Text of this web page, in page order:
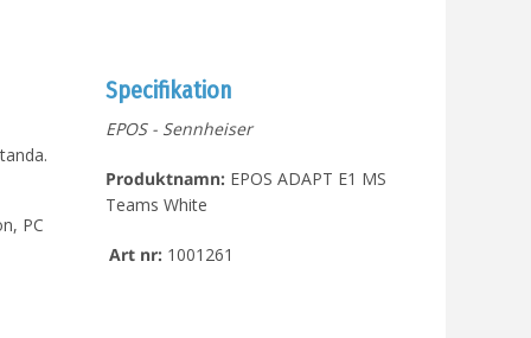
PC
Specifikation
EPOS - Sennheiser
Produktnamn:EPOS ADAPT E1 MS
Teams White
Art nr:1001261